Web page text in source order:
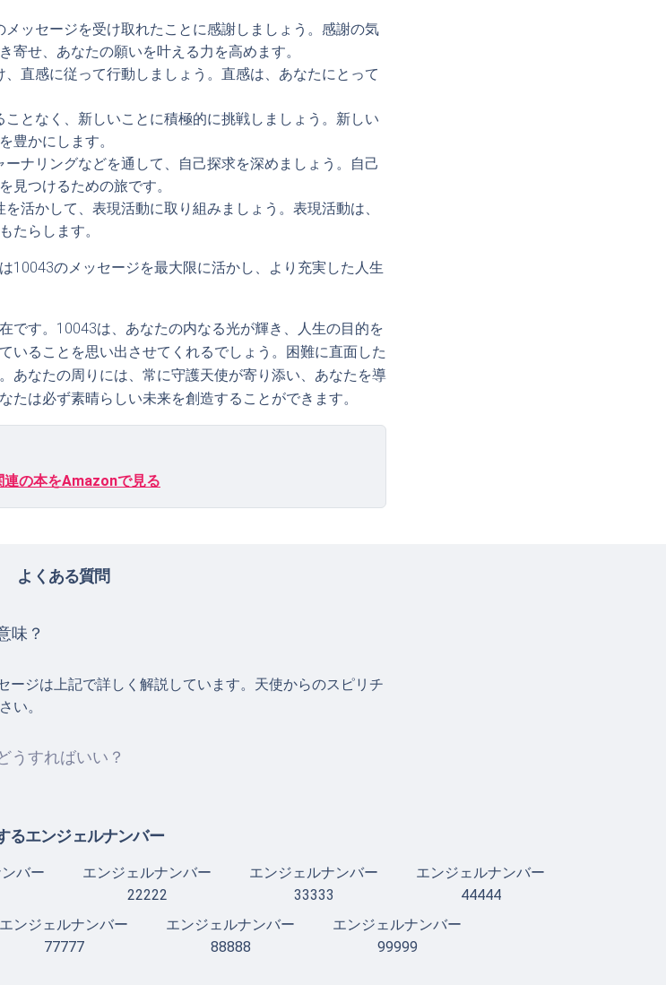
メッセージを受け取れたことに感謝しましょう。感謝の気
寄せ、あなたの願いを叶える力を高めます。
、直感に従って行動しましょう。直感は、あなたにとって
ことなく、新しいことに積極的に挑戦しましょう。新しい
豊かにします。
ーナリングなどを通して、自己探求を深めましょう。自己
見つけるための旅です。
活かして、表現活動に取り組みましょう。表現活動は、
たらします。
10043のメッセージを最大限に活かし、より充実した人生
です。10043は、あなたの内なる光が輝き、人生の目的を
いることを思い出させてくれるでしょう。困難に直面した
あなたの周りには、常に守護天使が寄り添い、あなたを導
たは必ず素晴らしい未来を創造することができます。
連の本をAmazonで見る
よくある質問
味？
ージは上記で詳しく解説しています。天使からのスピリチ
い。
うすればいい？
るエンジェルナンバー
バー
エンジェルナンバー
22222
エンジェルナンバー
33333
エンジェルナンバー
44444
エンジェルナンバー
77777
エンジェルナンバー
88888
エンジェルナンバー
99999